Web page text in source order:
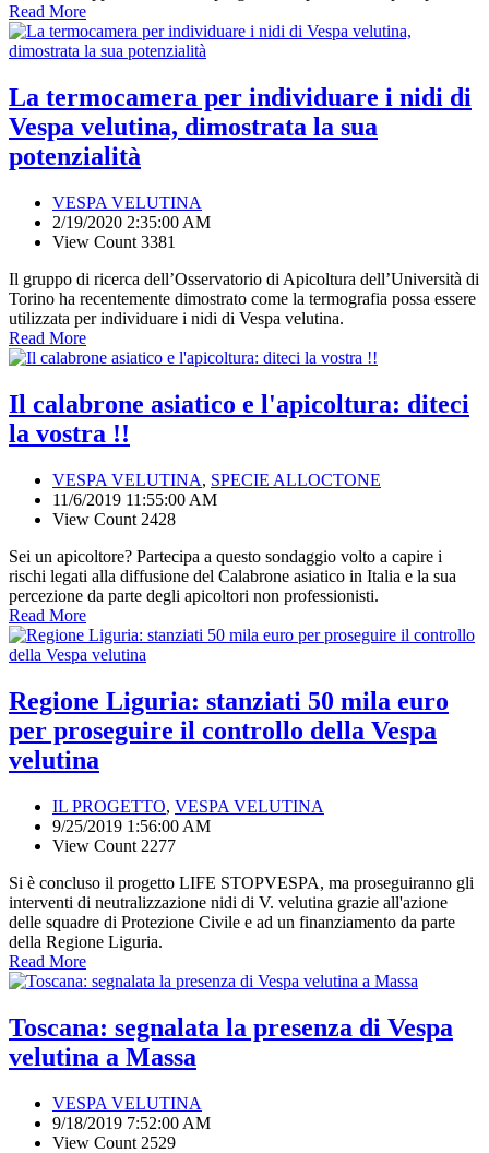
Read More
La termocamera per individuare i nidi di
Vespa velutina, dimostrata la sua
potenzialità
VESPA VELUTINA
2/19/2020 2:35:00 AM
View Count 3381
Il gruppo di ricerca dell’Osservatorio di Apicoltura dell’Università di
Torino ha recentemente dimostrato come la termografia possa essere
utilizzata per individuare i nidi di Vespa velutina.
Read More
Il calabrone asiatico e l'apicoltura: diteci
la vostra !!
VESPA VELUTINA, SPECIE ALLOCTONE
11/6/2019 11:55:00 AM
View Count 2428
Sei un apicoltore? Partecipa a questo sondaggio volto a capire i
rischi legati alla diffusione del Calabrone asiatico in Italia e la sua
percezione da parte degli apicoltori non professionisti.
Read More
Regione Liguria: stanziati 50 mila euro
per proseguire il controllo della Vespa
velutina
IL PROGETTO, VESPA VELUTINA
9/25/2019 1:56:00 AM
View Count 2277
Si è concluso il progetto LIFE STOPVESPA, ma proseguiranno gli
interventi di neutralizzazione nidi di V. velutina grazie all'azione
delle squadre di Protezione Civile e ad un finanziamento da parte
della Regione Liguria.
Read More
Toscana: segnalata la presenza di Vespa
velutina a Massa
VESPA VELUTINA
9/18/2019 7:52:00 AM
View Count 2529